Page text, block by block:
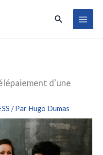
Rechercher
d’une
/ Par Hugo Dumas